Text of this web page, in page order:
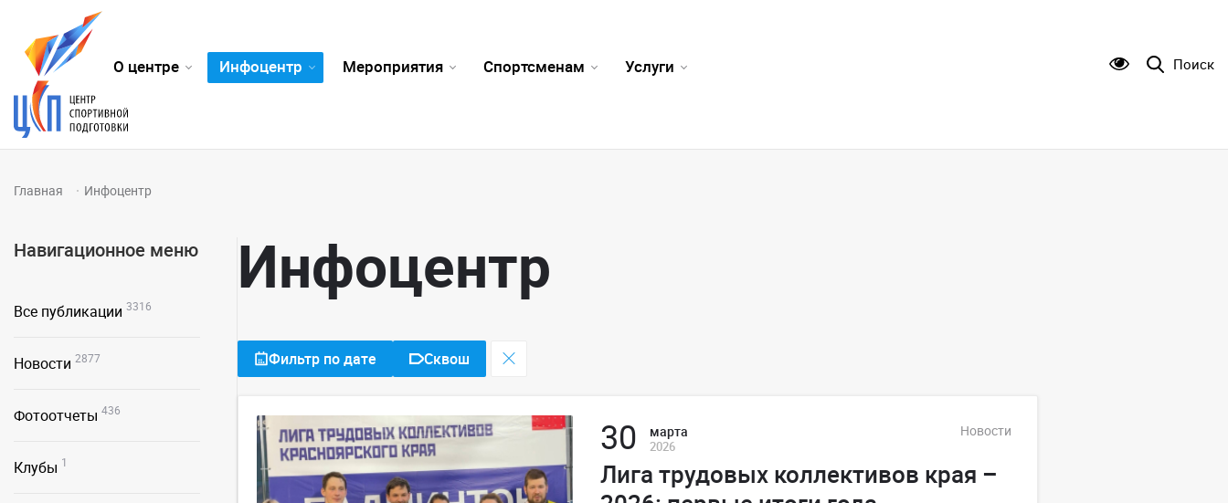
О центре Инфоцентр Мероприятия Спортсменам Услуги Поиск
Главная Инфоцентр
Навигационное меню
Все публикации 3316
Новости 2877
Фотоотчеты 436
Клубы 1
Инфоцентр
Фильтр по дате Сквош
30 марта
2026
Новости
Лига трудовых коллективов края –